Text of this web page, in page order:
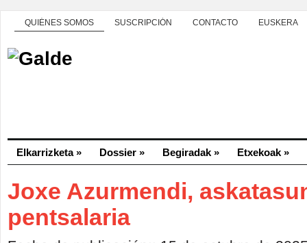
QUIÉNES SOMOS SUSCRIPCIÓN CONTACTO EUSKERA
Elkarrizketa» Dossier » Begiradak » Etxekoak »
Joxe Azurmendi,
pentsalaria